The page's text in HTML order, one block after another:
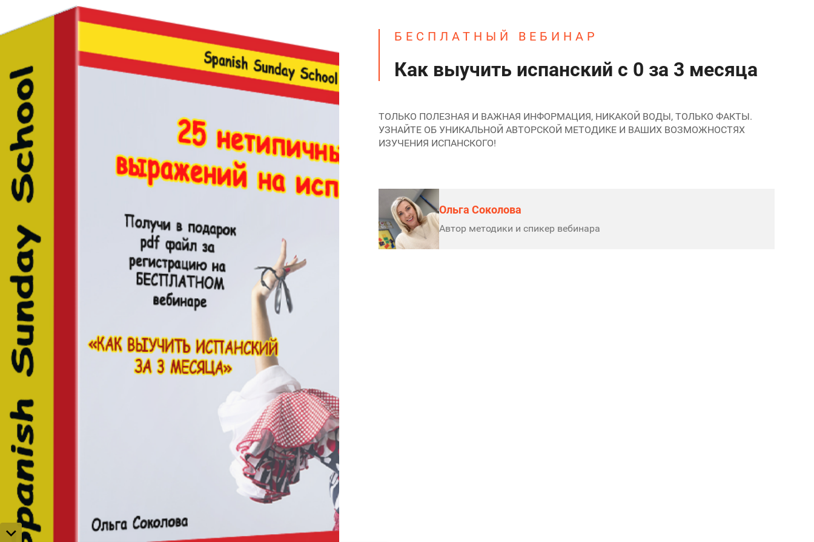
БЕСПЛАТНЫЙ ВЕБИНАР
Как выучить испанский с 0 за 3 месяца
ТОЛЬКО ПОЛЕЗНАЯ И ВАЖНАЯ ИНФОРМАЦИЯ, НИКАКОЙ ВОДЫ, ТОЛЬКО ФАКТЫ.
УЗНАЙТЕ ОБ УНИКАЛЬНОЙ АВТОРСКОЙ МЕТОДИКЕ И ВАШИХ ВОЗМОЖНОСТЯХ
ИЗУЧЕНИЯ ИСПАНСКОГО!
Ольга Соколова
Автор методики и спикер вебинара